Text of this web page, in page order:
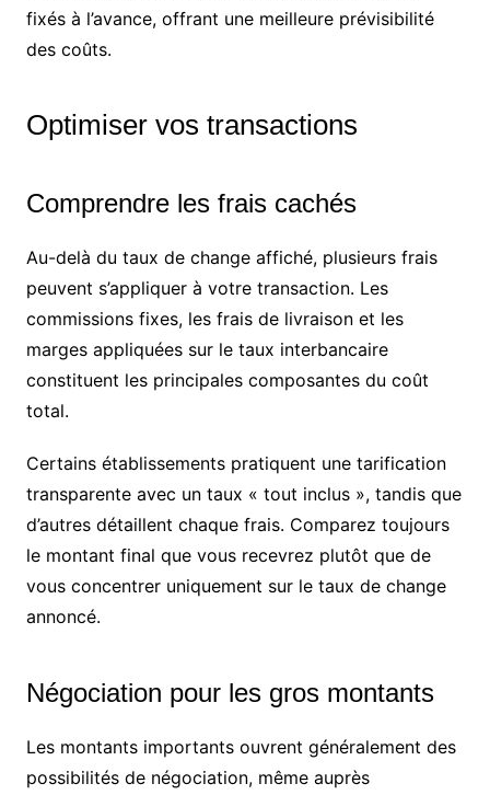
fixés à l’avance, offrant une meilleure prévisibilité
des coûts.
Optimiser vos transactions
Comprendre les frais cachés
Au-delà du taux de change affiché, plusieurs frais
peuvent s’appliquer à votre transaction. Les
commissions fixes, les frais de livraison et les
marges appliquées sur le taux interbancaire
constituent les principales composantes du coût
total.
Certains établissements pratiquent une tarification
transparente avec un taux « tout inclus », tandis que
d’autres détaillent chaque frais. Comparez toujours
le montant final que vous recevrez plutôt que de
vous concentrer uniquement sur le taux de change
annoncé.
Négociation pour les gros montants
Les montants importants ouvrent généralement des
possibilités de négociation, même auprès